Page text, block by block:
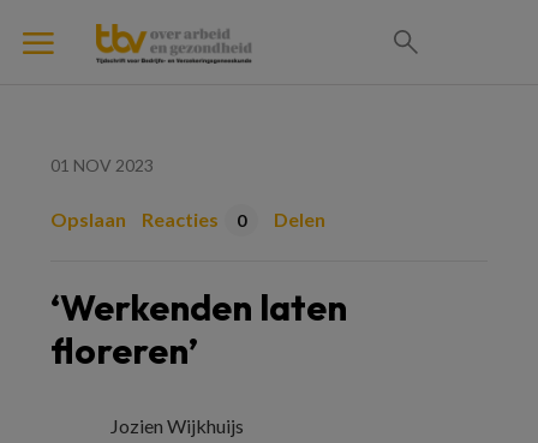
01 NOV 2023
Opslaan Reacties 0 Delen
‘Werkenden laten
floreren’
Jozien Wijkhuijs